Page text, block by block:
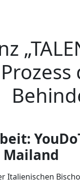
Mailand
Italienischen